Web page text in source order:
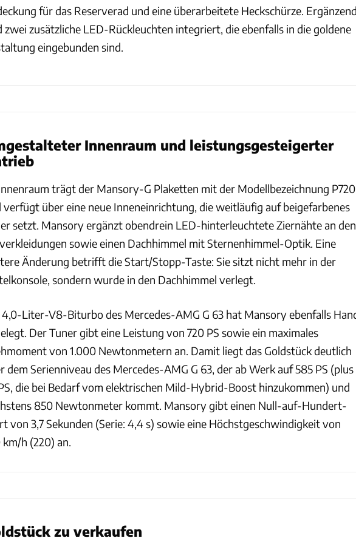
für das Reserverad und eine überarbeitete Heckschürze.
zwei zusätzliche LED-Rückleuchten integriert, die ebenfalls in die goldene
eingebunden sind.
Innenraum und leistungsgesteigerter
trägt der Mansory-G Plaketten mit der Modellbezeichnung P720
verfügt über eine neue Inneneinrichtung, die weitläufig auf beigefarbenes
setzt. Mansory ergänzt obendrein LED-hinterleuchtete Ziernähte an den
sowie einen Dachhimmel mit Sternenhimmel-Optik. Eine
Änderung betrifft die Start/Stopp-Taste: Sie sitzt nicht mehr in der
sondern wurde in den Dachhimmel verlegt.
4,0-Liter-V8-Biturbo des Mercedes-AMG G 63 hat Mansory ebenfalls
Der Tuner gibt eine Leistung von 720 PS sowie ein maximales
von 1.000 Newtonmetern an. Damit liegt das Goldstück deutlich
dem Serienniveau des Mercedes-AMG G 63, der ab Werk auf 585 PS (plus
die bei Bedarf vom elektrischen Mild-Hybrid-Boost hinzukommen) und
850 Newtonmeter kommt. Mansory gibt einen Null-auf-Hundert-
von 3,7 Sekunden (Serie: 4,4 s) sowie eine Höchstgeschwindigkeit von
km/h (220) an.
zu verkaufen